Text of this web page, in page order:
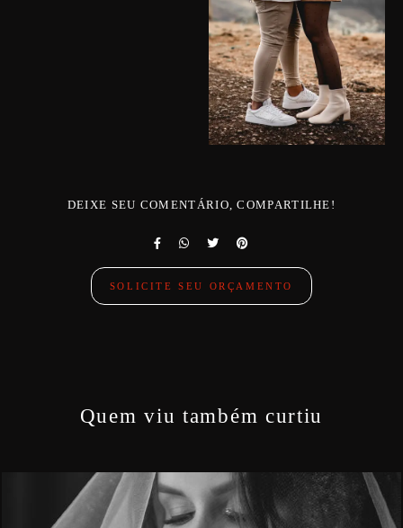
DEIXE SEU COMENTÁRIO, COMPARTILHE!
SOLICITE SEU ORÇAMENTO
Quem viu também curtiu